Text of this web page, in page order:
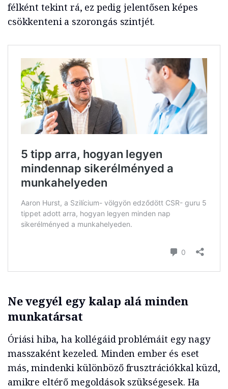
félként tekint rá, ez pedig jelentősen képes
csökkenteni a szorongás szintjét.
Ne vegyél egy kalap alá minden
munkatársat
Óriási hiba, ha kollégáid problémáit egy nagy
masszaként kezeled. Minden ember és eset
más, mindenki különböző frusztrációkkal küzd,
amikre eltérő megoldások szükségesek. Ha